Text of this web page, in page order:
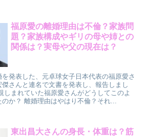
福原愛の離婚理由は不倫？家族問
題？家族構成やギリの母や姉との
関係は？実母や父の現在は？
発表した、元卓球女子日本代表の福原愛さ
さんと連名で文書を発表し、報告しまし
しまれていた福原愛さんがどうしてこのよ
か？ 離婚理由はやはり不倫？それ...
東出昌大さんの身長・体重は？筋